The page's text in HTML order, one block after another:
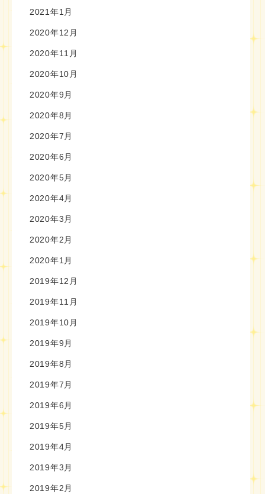
2021年1月
2020年12月
2020年11月
2020年10月
2020年9月
2020年8月
2020年7月
2020年6月
2020年5月
2020年4月
2020年3月
2020年2月
2020年1月
2019年12月
2019年11月
2019年10月
2019年9月
2019年8月
2019年7月
2019年6月
2019年5月
2019年4月
2019年3月
2019年2月